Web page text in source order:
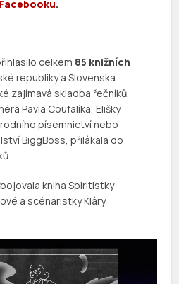
.
celkem 85 knižních
republiky a Slovenska.
zajímavá skladba řečníků,
Pavla Coufalíka, Elišky
písemnictví nebo
BiggBoss, přilákala do
kniha Spiritistky
a scénáristky Kláry